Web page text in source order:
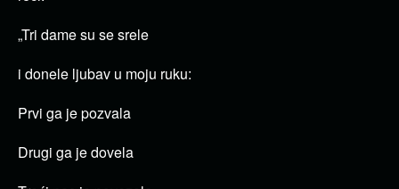
„Tri dame su se srele
i donele ljubav u moju ruku:
Prvi ga je pozvala
Drugi ga je dovela